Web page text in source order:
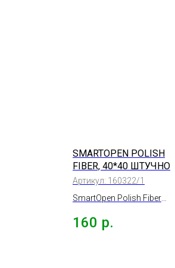
SMARTOPEN POLISH
FIBER, 40*40 ШТУЧНО
Артикул: 160322/1
SmartOpen Polish Fiber
ультрамягкая 350г/м 3шт.,
160 р.